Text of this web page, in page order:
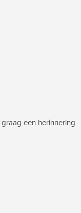
een herinnering